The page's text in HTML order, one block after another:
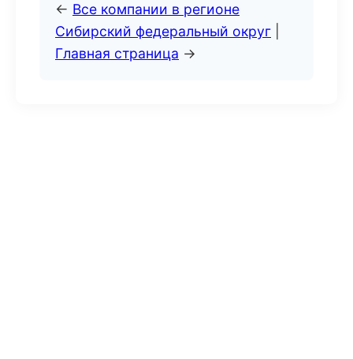
← Все компании в регионе
Сибирский федеральный округ
Главная страница →